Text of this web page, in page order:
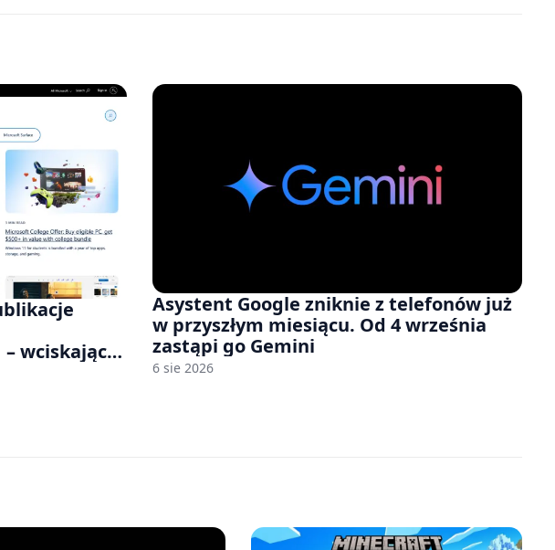
wciskając
RAM po
Asystent Google zniknie z telefonów już
w przyszłym miesiącu. Od 4 września
zastąpi go Gemini
6 sie 2026